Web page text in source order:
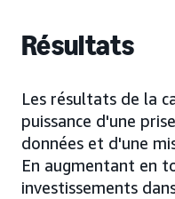
Résultats
Les résultats de la
puissance d'une
données et d'une
En augmentant en
investissements